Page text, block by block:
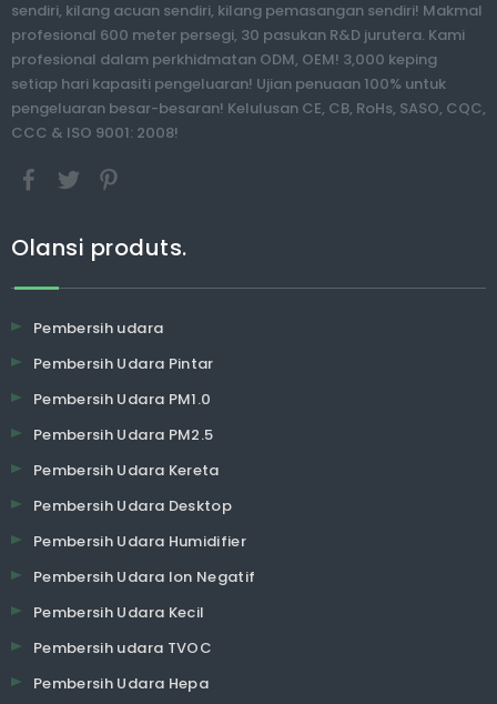
sendiri, kilang acuan sendiri, kilang pemasangan sendiri! Makmal
profesional 600 meter persegi, 30 pasukan R&D jurutera. Kami
profesional dalam perkhidmatan ODM, OEM! 3,000 keping
setiap hari kapasiti pengeluaran! Ujian penuaan 100% untuk
pengeluaran besar-besaran! Kelulusan CE, CB, RoHs, SASO, CQC,
CCC & ISO 9001: 2008!
Olansi produts.
Pembersih udara
Pembersih Udara Pintar
Pembersih Udara PM1.0
Pembersih Udara PM2.5
Pembersih Udara Kereta
Pembersih Udara Desktop
Pembersih Udara Humidifier
Pembersih Udara Ion Negatif
Pembersih Udara Kecil
Pembersih udara TVOC
Pembersih Udara Hepa